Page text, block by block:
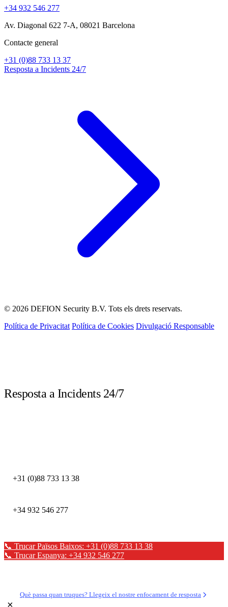
+34 932 546 277
Av. Diagonal 622 7-A, 08021 Barcelona
Contacte general
+31 (0)88 733 13 37
Resposta a Incidents 24/7
© 2026 DEFION Security B.V. Tots els drets reservats.
Política de Privacitat Política de Cookies Divulgació Responsable
Resposta a Incidents 24/7
+31 (0)88 733 13 38
+34 932 546 277
📞 Trucar Països Baixos: +31 (0)88 733 13 38
📞 Trucar Espanya: +34 932 546 277
Què passa quan truques? Llegeix el nostre enfocament de resposta
×